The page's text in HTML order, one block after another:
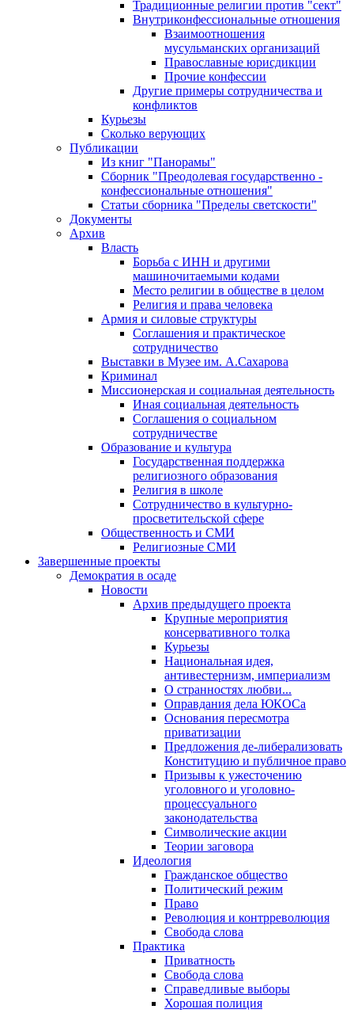
Традиционные религии против "сект"
Внутриконфессиональные отношения
Взаимоотношения
мусульманских организаций
Православные юрисдикции
Прочие конфессии
Другие примеры сотрудничества и
конфликтов
Курьезы
Сколько верующих
Публикации
Из книг "Панорамы"
Сборник "Преодолевая государственно -
конфессиональные отношения"
Статьи сборника "Пределы светскости"
Документы
Архив
Власть
Борьба с ИНН и другими
машиночитаемыми кодами
Место религии в обществе в целом
Религия и права человека
Армия и силовые структуры
Соглашения и практическое
сотрудничество
Выставки в Музее им. А.Сахарова
Криминал
Миссионерская и социальная деятельность
Иная социальная деятельность
Соглашения о социальном
сотрудничестве
Образование и культура
Государственная поддержка
религиозного образования
Религия в школе
Сотрудничество в культурно-
просветительской сфере
Общественность и СМИ
Религиозные СМИ
Завершенные проекты
Демократия в осаде
Новости
Архив предыдущего проекта
Крупные мероприятия
консервативного толка
Курьезы
Национальная идея,
антивестернизм, империализм
О странностях любви...
Оправдания дела ЮКОСа
Основания пересмотра
приватизации
Предложения де-либерализовать
Конституцию и публичное право
Призывы к ужесточению
уголовного и уголовно-
процессуального
законодательства
Символические акции
Теории заговора
Идеология
Гражданское общество
Политический режим
Право
Революция и контрреволюция
Свобода слова
Практика
Приватность
Свобода слова
Справедливые выборы
Хорошая полиция